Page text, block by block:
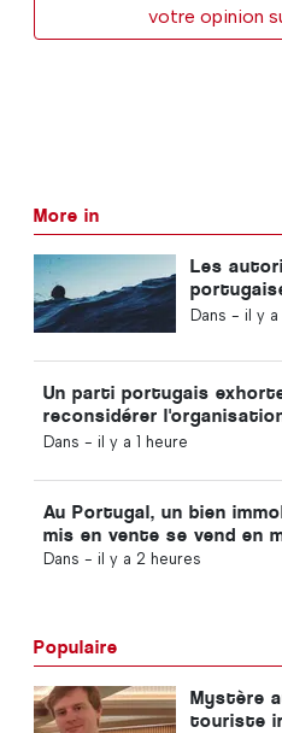
votre opinion
More in
Les
contre
Dans - il y a
Un parti portugais
reconsidérer
2030 par le Maroc en
Dans - il y a 1 heure
Au Portugal, un bien
mis en vente se vend en
Dans - il y a 2 heures
Populaire
Mystère
touriste